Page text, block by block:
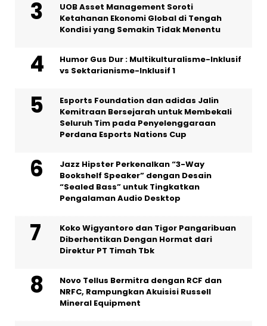
UOB Asset Management Soroti
Ketahanan Ekonomi Global di Tengah
Kondisi yang Semakin Tidak Menentu
Humor Gus Dur : Multikulturalisme-Inklusif
vs Sektarianisme-Inklusif 1
Esports Foundation dan adidas Jalin
Kemitraan Bersejarah untuk Membekali
Seluruh Tim pada Penyelenggaraan
Perdana Esports Nations Cup
Jazz Hipster Perkenalkan “3-Way
Bookshelf Speaker” dengan Desain
“Sealed Bass” untuk Tingkatkan
Pengalaman Audio Desktop
Koko Wigyantoro dan Tigor Pangaribuan
Diberhentikan Dengan Hormat dari
Direktur PT Timah Tbk
Novo Tellus Bermitra dengan RCF dan
NRFC, Rampungkan Akuisisi Russell
Mineral Equipment